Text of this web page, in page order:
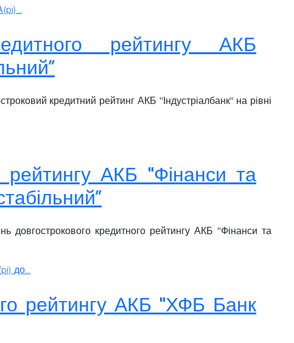
рейтингу АКБ
кредитний рейтинг АКБ "Індустріалбанк" на рівні
рейтингу АКБ "Фінанси та
довгострокового кредитного рейтингу АКБ "Фінанси та
до...
рейтингу АКБ "ХФБ Банк